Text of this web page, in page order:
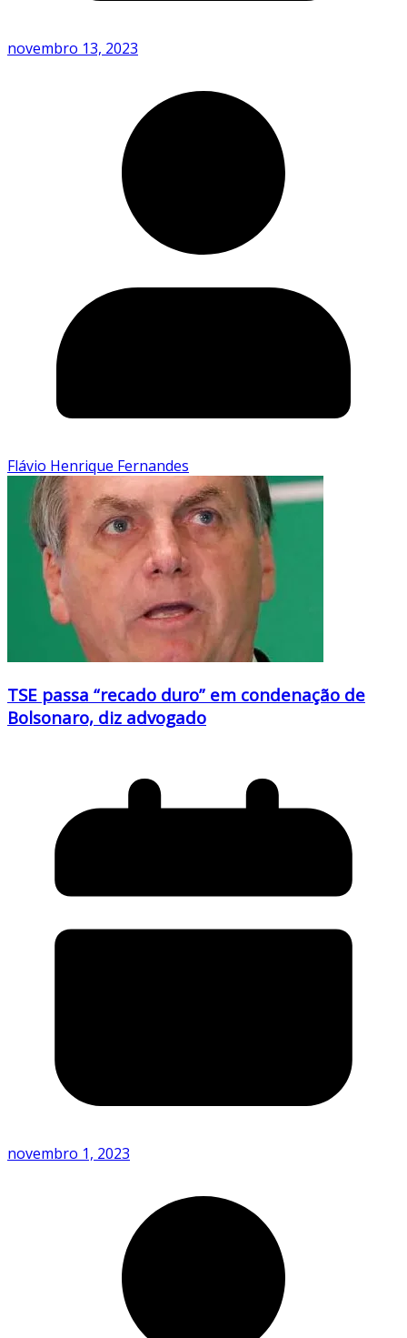
novembro 13, 2023
Flávio Henrique Fernandes
TSE passa “recado duro” em condenação de
Bolsonaro, diz advogado
novembro 1, 2023